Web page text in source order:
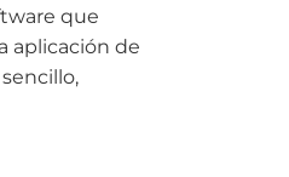
que
aplicación de